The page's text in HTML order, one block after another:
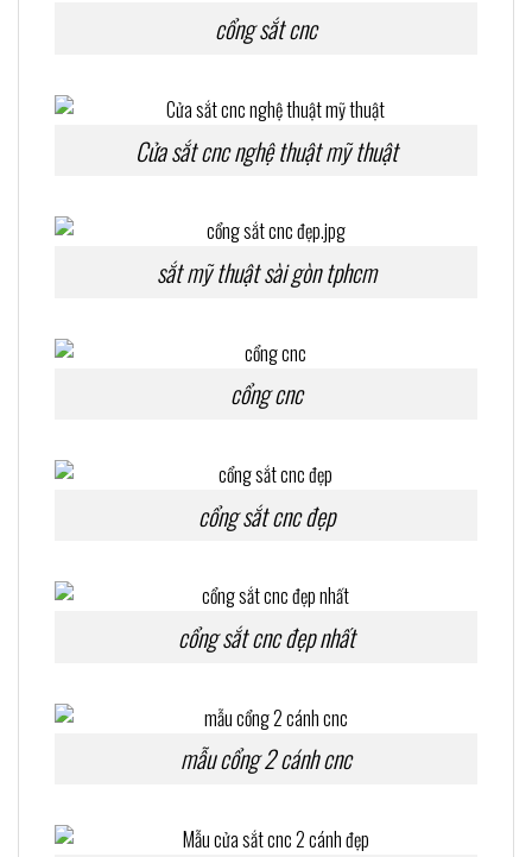
cổng sắt cnc
Cửa sắt cnc nghệ thuật mỹ thuật
sắt mỹ thuật sài gòn tphcm
cổng cnc
cổng sắt cnc đẹp
cổng sắt cnc đẹp nhất
mẫu cổng 2 cánh cnc